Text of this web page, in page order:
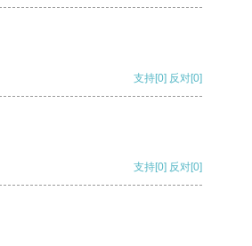
支持[0] 反对[0]
支持[0] 反对[0]